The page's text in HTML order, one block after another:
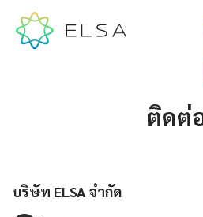
ติดต่
บริษัท ELSA จำกัด